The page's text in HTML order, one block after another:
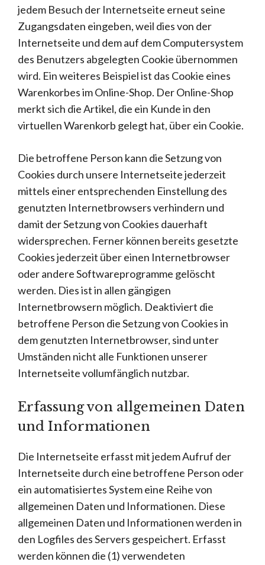
jedem Besuch der Internetseite erneut seine
Zugangsdaten eingeben, weil dies von der
Internetseite und dem auf dem Computersystem
des Benutzers abgelegten Cookie übernommen
wird. Ein weiteres Beispiel ist das Cookie eines
Warenkorbes im Online-Shop. Der Online-Shop
merkt sich die Artikel, die ein Kunde in den
virtuellen Warenkorb gelegt hat, über ein Cookie.
Die betroffene Person kann die Setzung von
Cookies durch unsere Internetseite jederzeit
mittels einer entsprechenden Einstellung des
genutzten Internetbrowsers verhindern und
damit der Setzung von Cookies dauerhaft
widersprechen. Ferner können bereits gesetzte
Cookies jederzeit über einen Internetbrowser
oder andere Softwareprogramme gelöscht
werden. Dies ist in allen gängigen
Internetbrowsern möglich. Deaktiviert die
betroffene Person die Setzung von Cookies in
dem genutzten Internetbrowser, sind unter
Umständen nicht alle Funktionen unserer
Internetseite vollumfänglich nutzbar.
Erfassung von allgemeinen Daten
und Informationen
Die Internetseite erfasst mit jedem Aufruf der
Internetseite durch eine betroffene Person oder
ein automatisiertes System eine Reihe von
allgemeinen Daten und Informationen. Diese
allgemeinen Daten und Informationen werden in
den Logfiles des Servers gespeichert. Erfasst
werden können die (1) verwendeten